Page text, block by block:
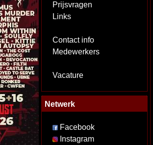
Prijsvragen
Links
Contact info
Medewerkers
Vacature
Netwerk
Facebook
Instagram